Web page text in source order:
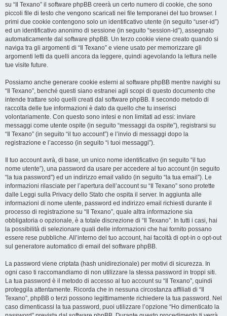
su “Il Texano” il software phpBB creerà un certo numero di cookie, che sono
piccoli file di testo che vengono scaricati nei file temporanei del tuo browser. I
primi due cookie contengono solo un identificativo utente (in seguito “user-id”)
ed un identificativo anonimo di sessione (in seguito “session-id”), assegnato
automaticamente dal software phpBB. Un terzo cookie viene creato quando si
naviga tra gli argomenti di “Il Texano” e viene usato per memorizzare gli
argomenti letti da quelli ancora da leggere, quindi agevolando la lettura nelle
tue visite future.
Possiamo anche generare cookie esterni al software phpBB mentre navighi su
“Il Texano”, benché questi siano estranei agli scopi di questo documento che
intende trattare solo quelli creati dal software phpBB. Il secondo metodo di
raccolta delle tue informazioni è dato da quello che tu inserisci
volontariamente. Con questo sono intesi e non limitati ad essi: inviare
messaggi come utente ospite (in seguito “messaggi da ospite”), registrarsi su
“Il Texano” (in seguito “il tuo account”) e l’invio di messaggi dopo la
registrazione e l’accesso (in seguito “i tuoi messaggi”).
Il tuo account avrà, di base, un unico nome identificativo (in seguito “il tuo
nome utente”), una password da usare per accedere al tuo account (in seguito
“la tua password”) ed un indirizzo email valido (in seguito “la tua email”). Le
informazioni rilasciate per l’apertura dell’account su “Il Texano” sono protette
dalle Leggi sulla Privacy dello Stato che ospita il server. In aggiunta alle
informazioni di nome utente, password ed indirizzo email richiesti durante il
processo di registrazione su “Il Texano”, quale altra informazione sia
obbligatoria o opzionale, è a totale discrezione di “Il Texano”. In tutti i casi, hai
la possibilità di selezionare quali delle informazioni che hai fornito possano
essere rese pubbliche. All’interno del tuo account, hai facoltà di opt-in o opt-out
sul generatore automatico di email del software phpBB.
La password viene criptata (hash unidirezionale) per motivi di sicurezza. In
ogni caso ti raccomandiamo di non utilizzare la stessa password in troppi siti.
La tua password è il metodo di accesso al tuo account su “Il Texano”, quindi
proteggila attentamente. Ricorda che in nessuna circostanza affiliati di “Il
Texano”, phpBB o terzi possono legittimamente richiedere la tua password. Nel
caso dimenticassi la tua password, puoi utilizzare l’opzione “Ho dimenticato la